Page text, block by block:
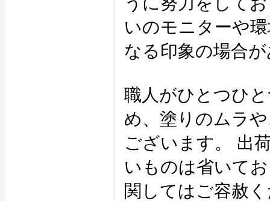
いのモニターや
なる印象の場合
職人がひとつひ
め、塗りのムラ
ございます。 出
いものは省いて
関してはご容赦